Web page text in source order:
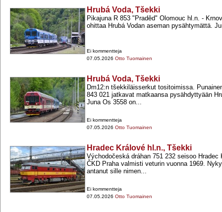
Hrubá Voda, Tšekki
Pikajuna R 853 "Praděd" Olomouc hl.n. -​
ohittaa Hrubá Vodan aseman pysähtymättä.
Ei kommentteja
07.05.2026 Otto Tuomainen
Hrubá Voda, Tšekki
Dm12:n tšekkiläisserkut tositoimissa.
843 021 jatkavat matkaansa pysähdyttyään
Juna Os 3558 on...
Ei kommentteja
07.05.2026 Otto Tuomainen
Hradec Králové hl.n., Tšekki
Východočeská dráhan 751 232 seisoo Hradec
ČKD Praha valmisti veturin vuonna 1969.
antanut sille nimen...
Ei kommentteja
07.05.2026 Otto Tuomainen